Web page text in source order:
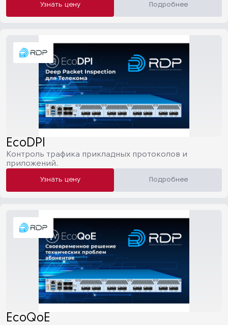
Узнать цену Подробнее
EcoDPI
Контроль трафика прикладных протоколов и
приложений.
Узнать цену Подробнее
EcoQoE